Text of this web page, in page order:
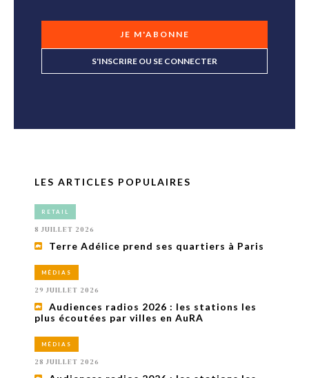
JE M'ABONNE
S'INSCRIRE OU SE CONNECTER
LES ARTICLES POPULAIRES
RETAIL
8 JUILLET 2026
Terre Adélice prend ses quartiers à Paris
MÉDIAS
29 JUILLET 2026
Audiences radios 2026 : les stations les
plus écoutées par villes en AuRA
MÉDIAS
28 JUILLET 2026